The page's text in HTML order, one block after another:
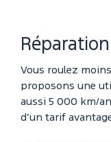
Vous roulez
proposons une
aussi 5 000 km/
d’un tarif